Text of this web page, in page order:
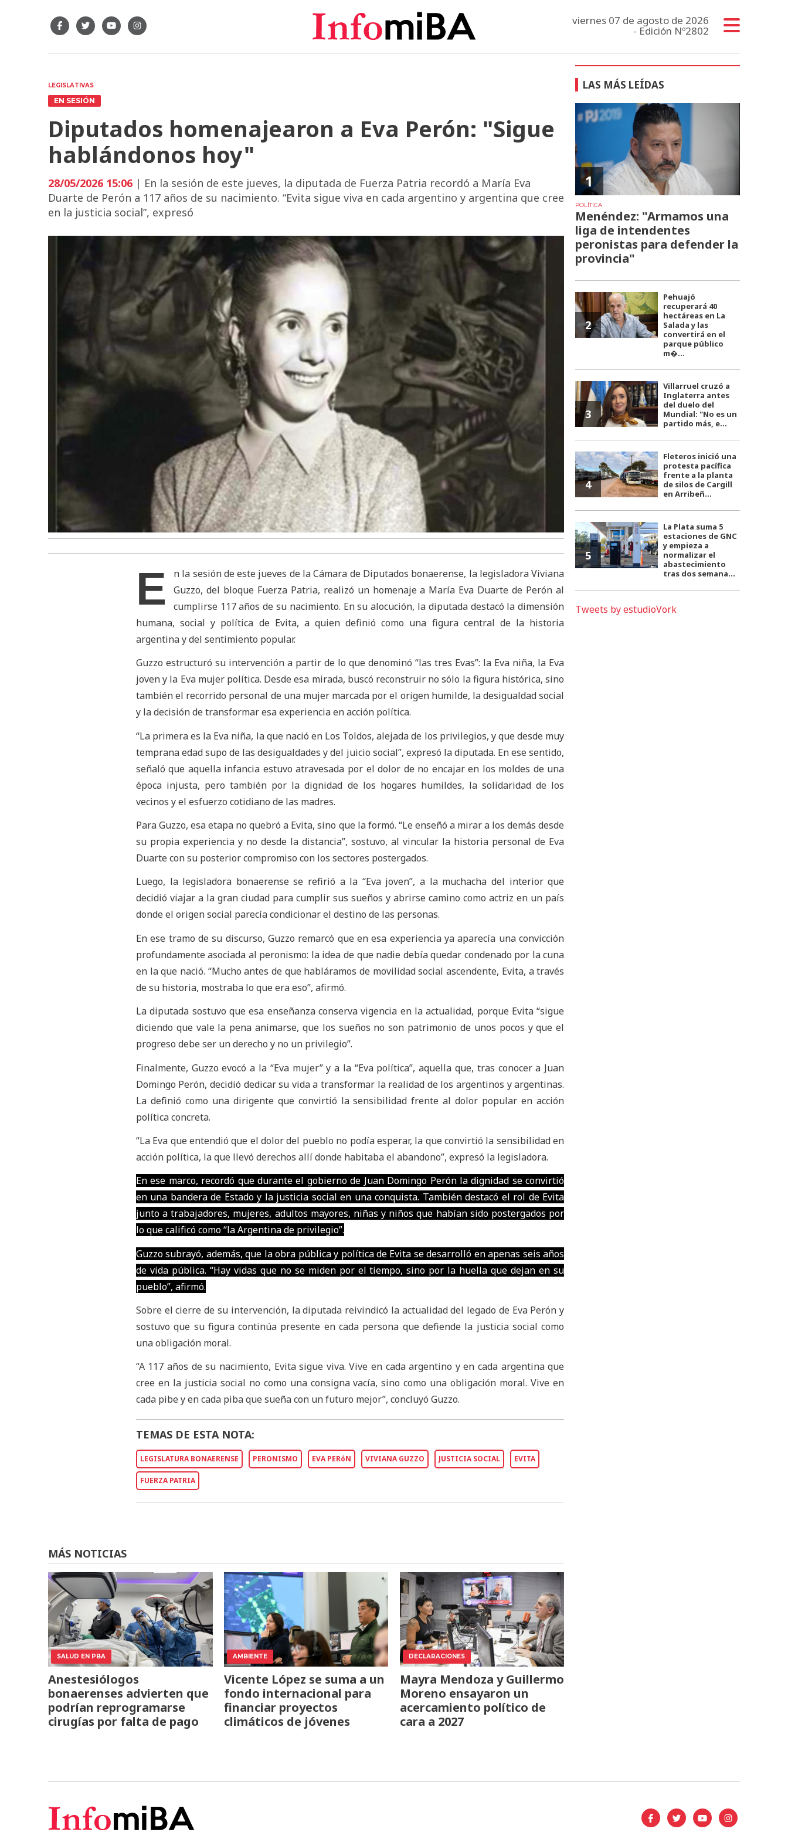
viernes 07 de agosto de 2026
- Edición Nº2802
LEGISLATIVAS
EN SESIÓN
Diputados homenajearon a Eva Perón: "Sigue
hablándonos hoy"
28/05/2026 15:06 | En la sesión de este jueves, la diputada de Fuerza Patria recordó a María Eva
Duarte de Perón a 117 años de su nacimiento. “Evita sigue viva en cada argentino y argentina que cree
en la justicia social”, expresó
E
n la sesión de este jueves de la Cámara de Diputados bonaerense, la legisladora Viviana
Guzzo, del bloque Fuerza Patria, realizó un homenaje a María Eva Duarte de Perón al
cumplirse 117 años de su nacimiento. En su alocución, la diputada destacó la dimensión
humana, social y política de Evita, a quien definió como una figura central de la historia
argentina y del sentimiento popular.
Guzzo estructuró su intervención a partir de lo que denominó “las tres Evas”: la Eva niña, la Eva
joven y la Eva mujer política. Desde esa mirada, buscó reconstruir no sólo la figura histórica, sino
también el recorrido personal de una mujer marcada por el origen humilde, la desigualdad social
y la decisión de transformar esa experiencia en acción política.
“La primera es la Eva niña, la que nació en Los Toldos, alejada de los privilegios, y que desde muy
temprana edad supo de las desigualdades y del juicio social”, expresó la diputada. En ese sentido,
señaló que aquella infancia estuvo atravesada por el dolor de no encajar en los moldes de una
época injusta, pero también por la dignidad de los hogares humildes, la solidaridad de los
vecinos y el esfuerzo cotidiano de las madres.
Para Guzzo, esa etapa no quebró a Evita, sino que la formó. “Le enseñó a mirar a los demás desde
su propia experiencia y no desde la distancia”, sostuvo, al vincular la historia personal de Eva
Duarte con su posterior compromiso con los sectores postergados.
Luego, la legisladora bonaerense se refirió a la “Eva joven”, a la muchacha del interior que
decidió viajar a la gran ciudad para cumplir sus sueños y abrirse camino como actriz en un país
donde el origen social parecía condicionar el destino de las personas.
En ese tramo de su discurso, Guzzo remarcó que en esa experiencia ya aparecía una convicción
profundamente asociada al peronismo: la idea de que nadie debía quedar condenado por la cuna
en la que nació. “Mucho antes de que habláramos de movilidad social ascendente, Evita, a través
de su historia, mostraba lo que era eso”, afirmó.
La diputada sostuvo que esa enseñanza conserva vigencia en la actualidad, porque Evita “sigue
diciendo que vale la pena animarse, que los sueños no son patrimonio de unos pocos y que el
progreso debe ser un derecho y no un privilegio”.
Finalmente, Guzzo evocó a la “Eva mujer” y a la “Eva política”, aquella que, tras conocer a Juan
Domingo Perón, decidió dedicar su vida a transformar la realidad de los argentinos y argentinas.
La definió como una dirigente que convirtió la sensibilidad frente al dolor popular en acción
política concreta.
“La Eva que entendió que el dolor del pueblo no podía esperar, la que convirtió la sensibilidad en
acción política, la que llevó derechos allí donde habitaba el abandono”, expresó la legisladora.
En ese marco, recordó que durante el gobierno de Juan Domingo Perón la dignidad se convirtió
en una bandera de Estado y la justicia social en una conquista. También destacó el rol de Evita
junto a trabajadores, mujeres, adultos mayores, niñas y niños que habían sido postergados por
lo que calificó como “la Argentina de privilegio”.
Guzzo subrayó, además, que la obra pública y política de Evita se desarrolló en apenas seis años
de vida pública. “Hay vidas que no se miden por el tiempo, sino por la huella que dejan en su
pueblo”, afirmó.
Sobre el cierre de su intervención, la diputada reivindicó la actualidad del legado de Eva Perón y
sostuvo que su figura continúa presente en cada persona que defiende la justicia social como
una obligación moral.
“A 117 años de su nacimiento, Evita sigue viva. Vive en cada argentino y en cada argentina que
cree en la justicia social no como una consigna vacía, sino como una obligación moral. Vive en
cada pibe y en cada piba que sueña con un futuro mejor”, concluyó Guzzo.
TEMAS DE ESTA NOTA:
LEGISLATURA BONAERENSE PERONISMO EVA PERóN VIVIANA GUZZO JUSTICIA SOCIAL EVITA
FUERZA PATRIA
MÁS NOTICIAS
SALUD EN PBA
Anestesiólogos
bonaerenses advierten que
podrían reprogramarse
cirugías por falta de pago
AMBIENTE
Vicente López se suma a un
fondo internacional para
financiar proyectos
climáticos de jóvenes
DECLARACIONES
Mayra Mendoza y Guillermo
Moreno ensayaron un
acercamiento político de
cara a 2027
LAS MÁS LEÍDAS
1
POLÍTICA
Menéndez: "Armamos una
liga de intendentes
peronistas para defender la
provincia"
2
Pehuajó
recuperará 40
hectáreas en La
Salada y las
convertirá en el
parque público
m�...
3
Villarruel cruzó a
Inglaterra antes
del duelo del
Mundial: "No es un
partido más, e...
4
Fleteros inició una
protesta pacífica
frente a la planta
de silos de Cargill
en Arribeñ...
5
La Plata suma 5
estaciones de GNC
y empieza a
normalizar el
abastecimiento
tras dos semana...
Tweets by estudioVork